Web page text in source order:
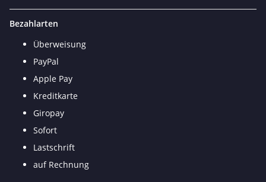
Bezahlarten
Überweisung
PayPal
Apple Pay
Kreditkarte
Giropay
Sofort
Lastschrift
auf Rechnung